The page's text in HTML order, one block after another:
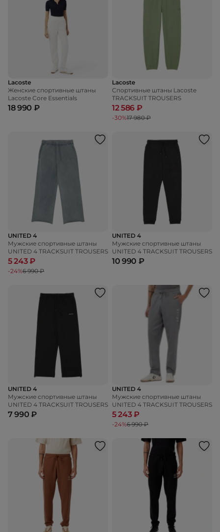
Lacoste
Женские спортивные штаны
Lacoste Core Essentials
18 990 ₽
Lacoste
Спортивные штаны Lacoste
TRACKSUIT TROUSERS
12 586 ₽
-30%17 980 ₽
UNITED 4
Мужские спортивные штаны
UNITED 4 TRACKSUIT TROUSERS
5 243 ₽
-24%6 990 ₽
UNITED 4
Мужские спортивные штаны
UNITED 4 TRACKSUIT TROUSERS
10 990 ₽
UNITED 4
Мужские спортивные штаны
UNITED 4 TRACKSUIT TROUSERS
7 990 ₽
UNITED 4
Мужские спортивные штаны
UNITED 4 TRACKSUIT TROUSERS
5 243 ₽
-24%6 990 ₽